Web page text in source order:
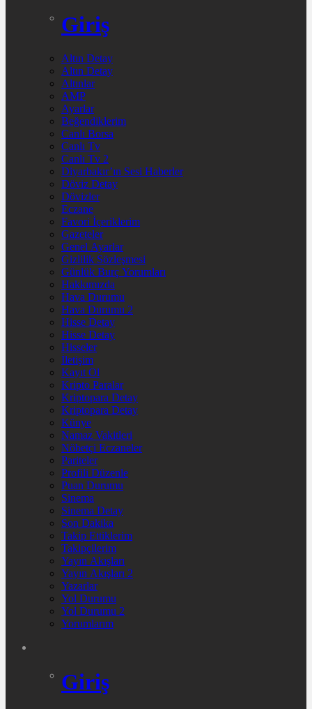
Giriş
Altın Detay
Altın Detay
Altınlar
AMP
Ayarlar
Beğendiklerim
Canlı Borsa
Canlı Tv
Canlı Tv 2
Diyarbakır’ın Sesi Haberler
Döviz Detay
Dövizler
Eczane
Favori İçeriklerim
Gazeteler
Genel Ayarlar
Gizlilik Sözleşmesi
Günlük Burç Yorumları
Hakkımızda
Hava Durumu
Hava Durumu 2
Hisse Detay
Hisse Detay
Hisseler
İletişim
Kayıt Ol
Kripto Paralar
Kriptopara Detay
Kriptopara Detay
Künye
Namaz Vakitleri
Nöbetçi Eczaneler
Pariteler
Profili Düzenle
Puan Durumu
Sinema
Sinema Detay
Son Dakika
Takip Ettiklerim
Takipçilerim
Yayın Akışları
Yayın Akışları 2
Yazarlar
Yol Durumu
Yol Durumu 2
Yorumlarım
Giriş